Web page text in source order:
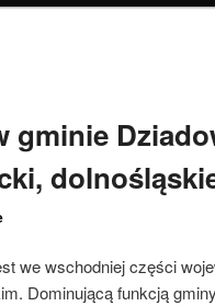
gminie
we wschodniej części
Dominującą funkcją